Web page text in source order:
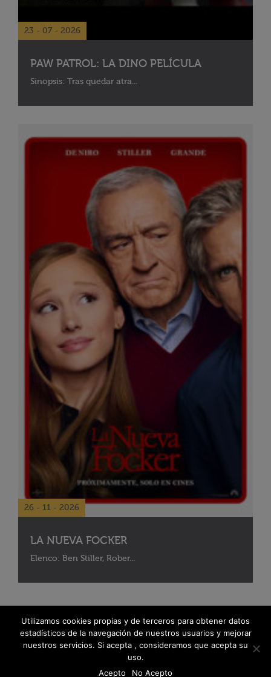
23 - 07 - 2026
PAW PATROL: LA DINO PELÍCULA
Sinopsis: Tras quedar atra...
26 - 11 - 2026
LA NUEVA FOCKER
Elenco: Ben Stiller, Rober...
Utilizamos cookies propias y de terceros para obtener datos
estadísticos de la navegación de nuestros usuarios y mejorar
nuestros servicios. Si acepta , consideramos que acepta su
uso.
Acepto
No Acepto